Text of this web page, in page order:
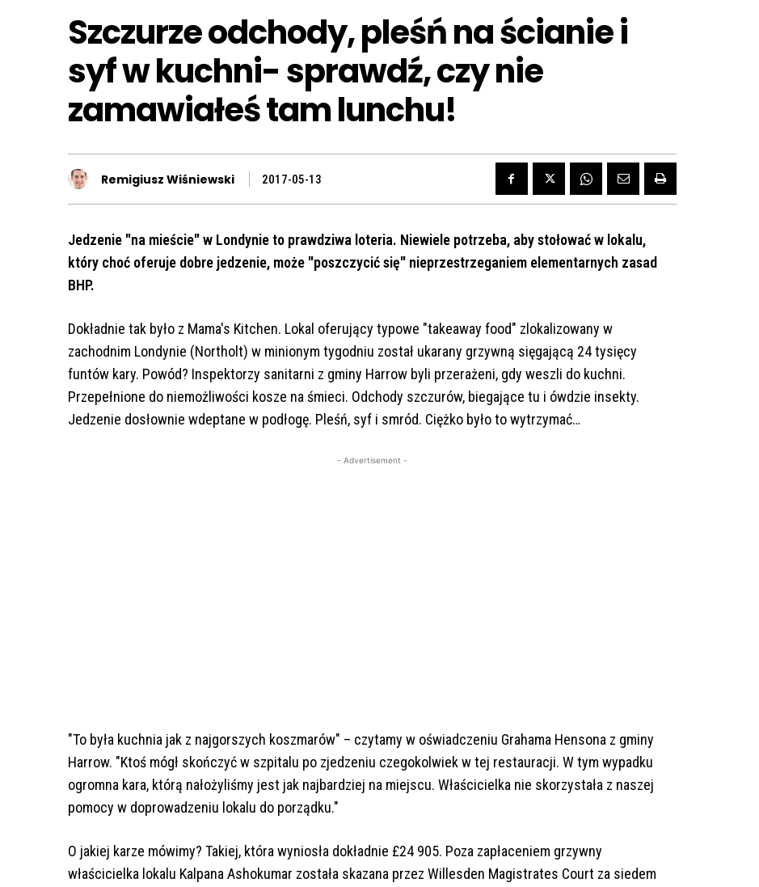
Szczurze odchody, pleśń na ścianie i
syf w kuchni- sprawdź, czy nie
zamawiałeś tam lunchu!
Remigiusz Wiśniewski 2017-05-13
Jedzenie "na mieście" w Londynie to prawdziwa loteria. Niewiele potrzeba, aby stołować w lokalu,
który choć oferuje dobre jedzenie, może "poszczycić się" nieprzestrzeganiem elementarnych zasad
BHP.
Dokładnie tak było z Mama's Kitchen. Lokal oferujący typowe "takeaway food" zlokalizowany w
zachodnim Londynie (Northolt) w minionym tygodniu został ukarany grzywną sięgającą 24 tysięcy
funtów kary. Powód? Inspektorzy sanitarni z gminy Harrow byli przerażeni, gdy weszli do kuchni.
Przepełnione do niemożliwości kosze na śmieci. Odchody szczurów, biegające tu i ówdzie insekty.
Jedzenie dosłownie wdeptane w podłogę. Pleśń, syf i smród. Ciężko było to wytrzymać…
- Advertisement -
"To była kuchnia jak z najgorszych koszmarów" – czytamy w oświadczeniu Grahama Hensona z gminy
Harrow. "Ktoś mógł skończyć w szpitalu po zjedzeniu czegokolwiek w tej restauracji. W tym wypadku
ogromna kara, którą nałożyliśmy jest jak najbardziej na miejscu. Właścicielka nie skorzystała z naszej
pomocy w doprowadzeniu lokalu do porządku."
O jakiej karze mówimy? Takiej, która wyniosła dokładnie £24 905. Poza zapłaceniem grzywny
właścicielka lokalu Kalpana Ashokumar została skazana przez Willesden Magistrates Court za siedem